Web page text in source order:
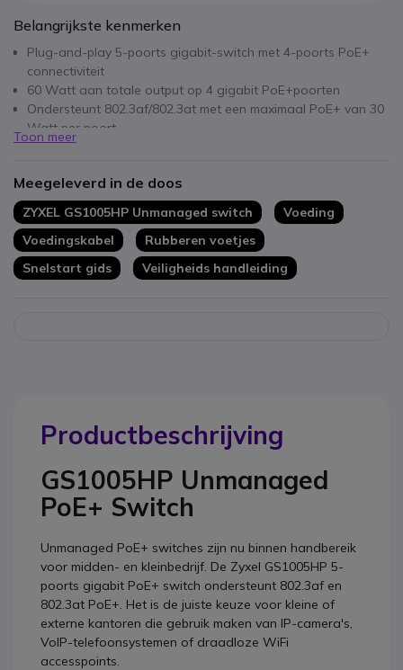
Belangrijkste kenmerken
Plug-and-play 5-poorts gigabit-switch met 4-poorts PoE+
connectiviteit
60 Watt aan totale output op 4 gigabit PoE+poorten
Ondersteunt 802.3af/802.3at met een maximaal PoE+ van 30
Watt per poort
LED-indicator voor max. vermogen
zonder ventilator
Robuuste metalen behuizing met de mogelijkheid van
wandmontage
Toon meer
Meegeleverd in de doos
ZYXEL GS1005HP Unmanaged switch
Voeding
Voedingskabel
Rubberen voetjes
Snelstart gids
Veiligheids handleiding
Productbeschrijving
GS1005HP Unmanaged
PoE+ Switch
Unmanaged PoE+ switches zijn nu binnen handbereik
voor midden- en kleinbedrijf. De Zyxel GS1005HP 5-
poorts gigabit PoE+ switch ondersteunt 802.3af en
802.3at PoE+. Het is de juiste keuze voor kleine of
externe kantoren die gebruik maken van IP-camera's,
VoIP-telefoonsystemen of draadloze WiFi
accesspoints.